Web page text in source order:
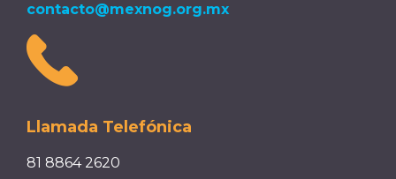
contacto@mexnog.org.mx
Llamada Telefónica
81 8864 2620